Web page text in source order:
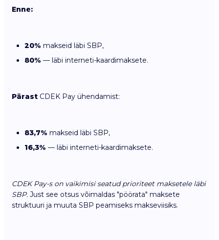
Enne:
20% makseid läbi SBP,
80% — läbi interneti-kaardimaksete.
Pärast CDEK Pay ühendamist:
83,7% makseid läbi SBP,
16,3% — läbi interneti-kaardimaksete.
CDEK Pay-s on vaikimisi seatud prioriteet maksetele läbi
SBP. Just see otsus võimaldas "pöörata" maksete
struktuuri ja muuta SBP peamiseks makseviisiks.